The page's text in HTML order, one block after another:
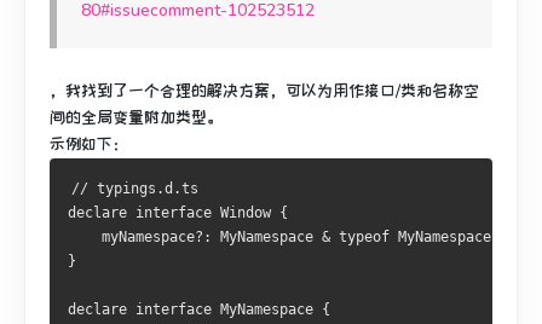
80#issuecomment-102523512
，我找到了一个合理的解决方案，可以为用作接口/类和名称空
间的全局变量附加类型。
示例如下：
// typings.d.ts
declare interface Window {
    myNamespace
?: MyNamespace & typeof MyNamespace
}
declare interface MyNamespace {